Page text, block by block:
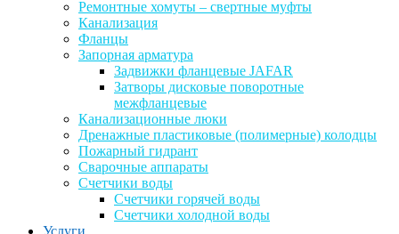
Ремонтные хомуты – свертные муфты
Канализация
Фланцы
Запорная арматура
Задвижки фланцевые JAFAR
Затворы дисковые поворотные
межфланцевые
Канализационные люки
Дренажные пластиковые (полимерные) колодцы
Пожарный гидрант
Сварочные аппараты
Счетчики воды
Счетчики горячей воды
Счетчики холодной воды
Услуги